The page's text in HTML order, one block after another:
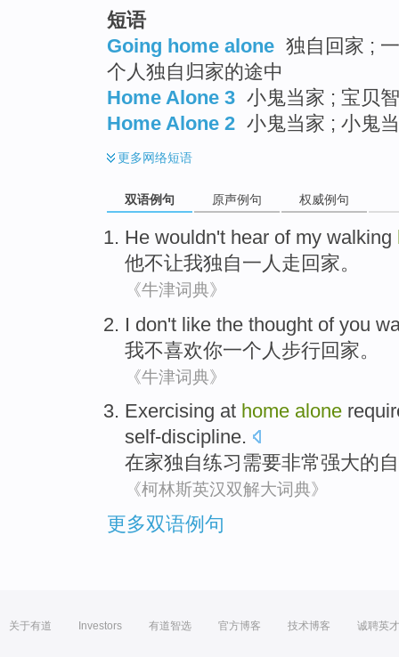
短语
Going home alone 独自回家 ;
个人独自归家的途中
Home Alone 3 小鬼当家 ; 宝贝
Home Alone 2 小鬼当家 ; 小鬼
更多网络短语
双语例句 原声例句 权威例句
He wouldn't hear of my walking
他不让我独自一人 走 回家。
《牛津词典》
I don't like the thought of you
我不喜欢你一个人 步行回家。
《牛津词典》
Exercising at home alone
self-discipline.
在家独自练习 需要非常强大的
《柯林斯英汉双解大词典》
更多双语例句
关于有道 Investors 有道智选 官方博客 技术博客 诚聘英才